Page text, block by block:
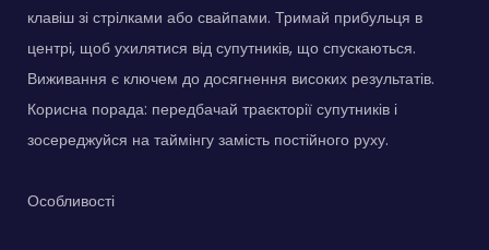
клавіш зі стрілками або свайпами. Тримай прибульця в
центрі, щоб ухилятися від супутників, що спускаються.
Виживання є ключем до досягнення високих результатів.
Корисна порада: передбачай траєкторії супутників і
зосереджуйся на таймінгу замість постійного руху.
Особливості